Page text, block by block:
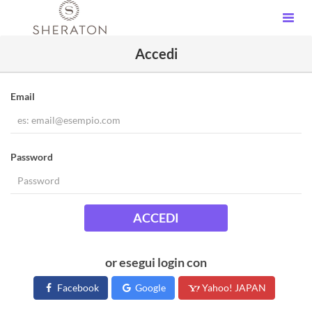
Accedi
Email
Password
ACCEDI
or esegui login con
Facebook Google Yahoo! JAPAN